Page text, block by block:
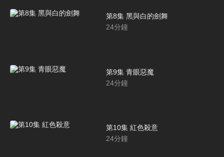
第8集 黑與白的劍舞
24分鐘
第9集 青眼惡魔
24分鐘
第10集 紅色殺意
24分鐘